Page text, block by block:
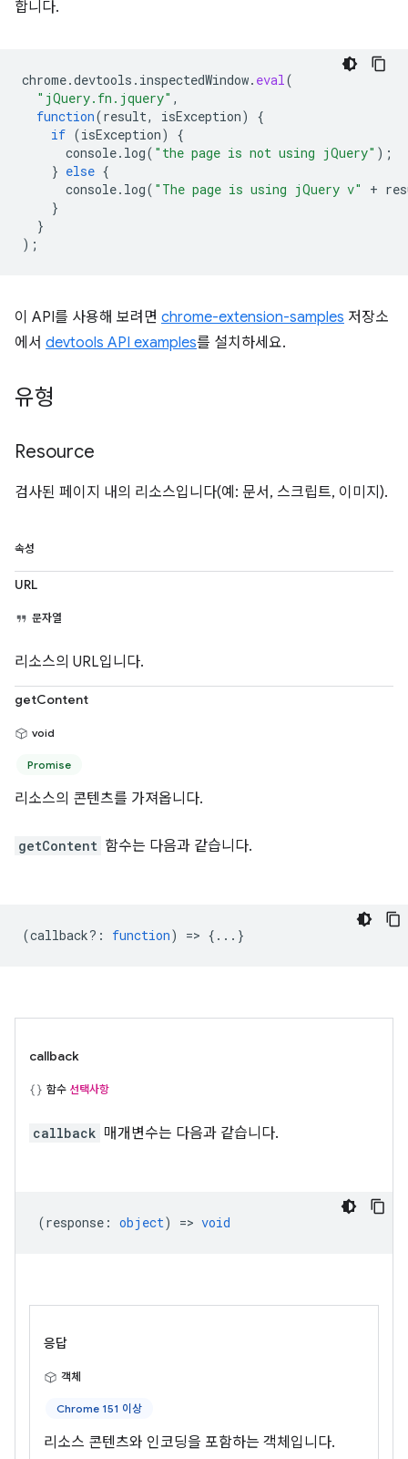
합니다.
chrome.devtools . inspectedWindow. eval(
"jQuery.fn.jquery" ,
function(result, isException)
{
if (isException)
{
console. log( "the page is not using jQuery" );
} else {
console. log( "The page is using jQuery v" +
}
}
);
이 API를 사용해 보려면 chrome-extension-samples 저장소
에서 devtools API examples를 설치하세요.
유형
Resource
검사된 페이지 내의 리소스입니다(예: 문서, 스크립트, 이미지).
속성
URL
문자열
리소스의 URL입니다.
getContent
void
Promise
리소스의 콘텐츠를 가져옵니다.
getContent 함수는 다음과 같습니다.
(callback? : function) => {...}
callback
함수 선택사항
callback 매개변수는 다음과 같습니다.
(response : object) => void
응답
객체
Chrome 151 이상
리소스 콘텐츠와 인코딩을 포함하는 객체입니다.